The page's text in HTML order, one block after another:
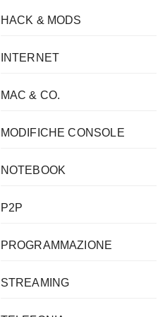
HACK & MODS
INTERNET
MAC & CO.
MODIFICHE CONSOLE
NOTEBOOK
P2P
PROGRAMMAZIONE
STREAMING